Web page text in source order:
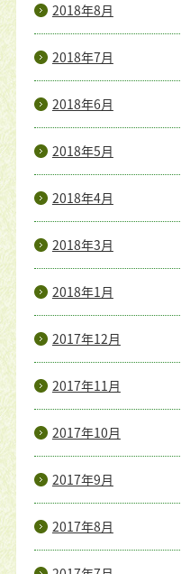
2018年8月
2018年7月
2018年6月
2018年5月
2018年4月
2018年3月
2018年1月
2017年12月
2017年11月
2017年10月
2017年9月
2017年8月